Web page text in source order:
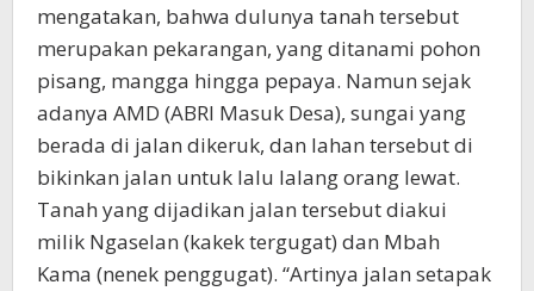
mengatakan, bahwa dulunya tanah tersebut
merupakan pekarangan, yang ditanami pohon
pisang, mangga hingga pepaya. Namun sejak
adanya AMD (ABRI Masuk Desa), sungai yang
berada di jalan dikeruk, dan lahan tersebut di
bikinkan jalan untuk lalu lalang orang lewat.
Tanah yang dijadikan jalan tersebut diakui
milik Ngaselan (kakek tergugat) dan Mbah
Kama (nenek penggugat). “Artinya jalan setapak